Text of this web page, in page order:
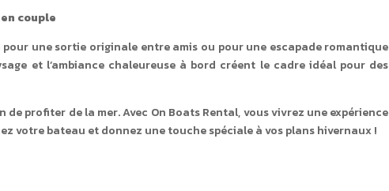
couple
une sortie originale entre amis ou pour une escapade romantique
et l’ambiance chaleureuse à bord créent le cadre idéal pour des
profiter de la mer. Avec On Boats Rental, vous vivrez une expérience
votre bateau et donnez une touche spéciale à vos plans hivernaux !